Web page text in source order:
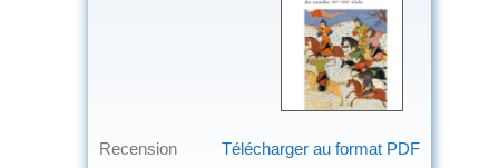
Télécharger au format PDF
Recension